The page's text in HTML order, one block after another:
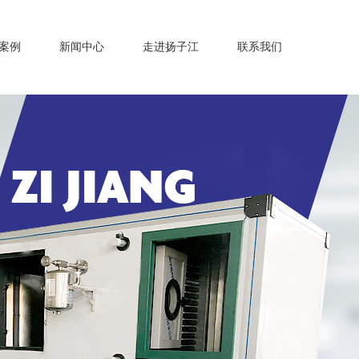
例 新闻中心 走进扬子江 联系我们